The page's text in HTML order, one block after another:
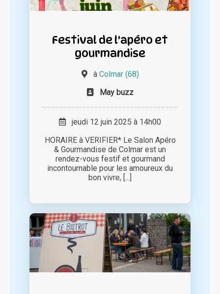
Festival de l'apéro et
gourmandise
à Colmar (68)
May buzz
jeudi 12 juin 2025 à 14h00
HORAIRE à VERIFIER* Le Salon Apéro
& Gourmandise de Colmar est un
rendez-vous festif et gourmand
incontournable pour les amoureux du
bon vivre, [...]